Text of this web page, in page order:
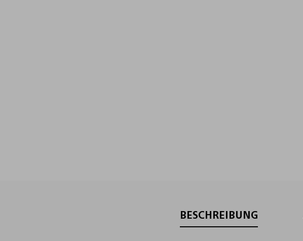
BESCHREIBUNG